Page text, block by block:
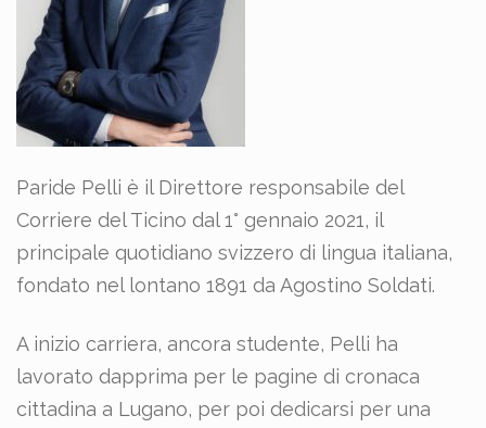
Paride Pelli è il Direttore responsabile del
Corriere del Ticino dal 1° gennaio 2021, il
principale quotidiano svizzero di lingua italiana,
fondato nel lontano 1891 da Agostino Soldati.
A inizio carriera, ancora studente, Pelli ha
lavorato dapprima per le pagine di cronaca
cittadina a Lugano, per poi dedicarsi per una